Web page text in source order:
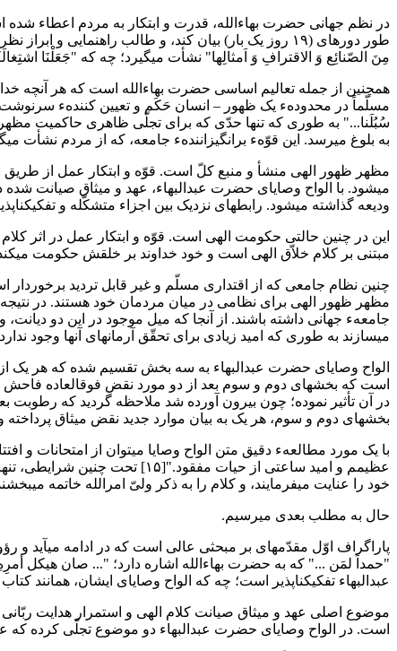
در نظم جهانی حضرت بهاءالله، قدرت و ابتکار به مردم اعطاء
طور دورهای (۱۹ روز یک بار) بیان کند، و طالب
مِنَ الصّنائِع وَ الاقترافِ وَ اَمثالِها" نشأت میگیرد؛ چه که "جَعَلْنَا
همچنین از جمله تعالیم اساسی حضرت بهاءالله است که هر آنچه
مسلّماً در محدودهء یک ظهور – انسان حَکَم و تعیین کنندهء سرنوشت
به بلوغ میرسد. این قوّهء برانگیزانندهء جامعه، که از مردم نشأت
مظهر ظهور الهی منشأ و منبع کلّ است. قوّه و ابتکار عمل از طریق
میشود. با الواح وصایای حضرت عبدالبهاء، عهد و میثاق صیانت شده
ودیعه گذاشته می‎شود. رابطهای نزدیک بین اجزاء متشکّله و تفکیکناپذیر جامعهء جهانی بهائی به منصّهء ظهور میرسد.
این در چنین حالتی حکومت الهی است. قوّه و ابتکار عمل در اثر
مبتنی بر کلام خلاّق الهی است و خود خداوند بر خلقش حکومت
چنین نظام جامعی که از اقتداری مسلّم و غیر قابل تردید
مظهر ظهور الهی برای نظامی در میان مردمان خود هستند. در نتیجه
جامعهء جهانی داشته باشند. از آنجا که میل موجود در این دو
می‎سازند به طوری که امید زیادی برای تحقّق آرمانهای آنها وجود ندارد مگر از طریق میثاق اعظم که وعدهء آن در کتب مقدّسهء آنها مندرج و مندمج است.
الواح وصایای حضرت عبدالبهاء به سه بخش تقسیم شده که هر یک
در آن تأثیر نموده؛ چون بیرون آورده شد ملاحظه گردید که رطوبت
بخشهای دوم و سوم، هر یک به بیان موارد جدید نقض میثاق
با یک مورد مطالعهء دقیق متن الواح وصایا میتوان از امتحانات و
خود را عنایت می‎فرمایند، و کلام را به ذکر ولیّ امرالله خاتمه می‎بخشند.
حال به مطلب بعدی می‎رسیم.
پاراگراف اوّل مقدّمه‎ای بر مبحثی عالی است که در ادامه میآید و رؤوس اصلی را بیان می‎کند. طرح کلّی مزبور عبارت میثاق حضرت بهاءالله است.
عبدالبهاء تفکیک‎ناپذیر است؛ چه که الواح وصایای ایشان، همانند کتاب عهدی حضرت بهاءالله، بخشی اساسی از عهد و میثاق الهی است.
موضوع اصلی عهد و میثاق صیانت کلام الهی و استمرار هدایت
است. در الواح وصایای حضرت عبدالبهاء دو موضوع تجلّی کرده که